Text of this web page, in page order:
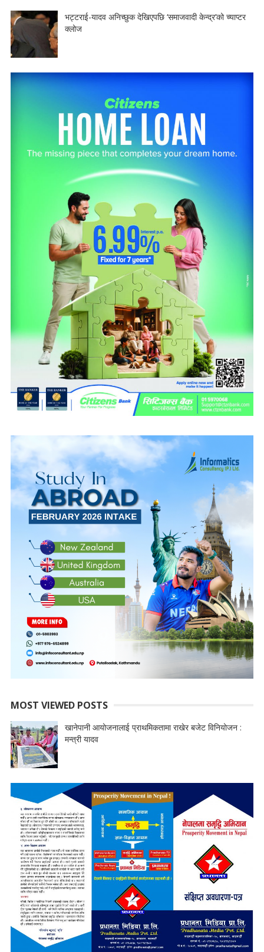
भट्टराई-यादव अनिच्छुक देखिएपछि ‘समाजवादी केन्द्र’को च्याप्टर
क्लोज
MOST VIEWED POSTS
खानेपानी आयोजनालाई प्राथमिकतामा राखेर बजेट विनियोजन :
मन्त्री यादव